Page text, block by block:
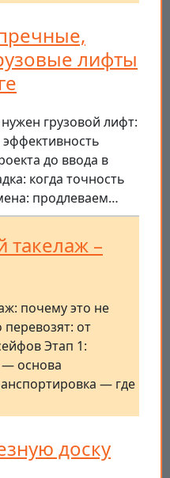
лифты
грузовой лифт:
эффективность
до ввода в
когда точность
продлеваем…
–
почему это не
от
Этап 1:
— основа
— где
доску